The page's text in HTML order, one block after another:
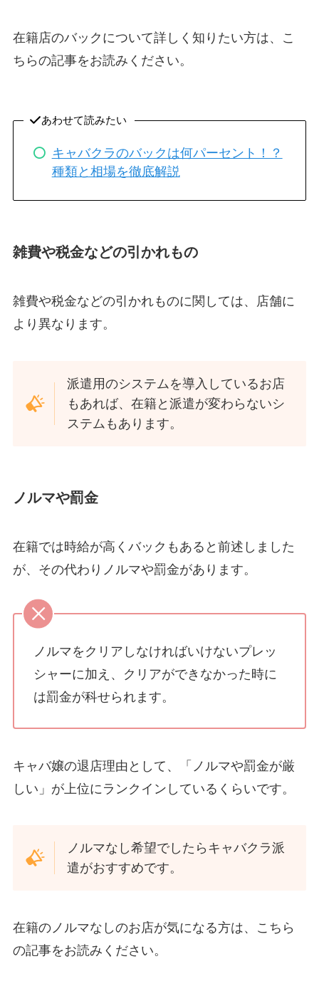
在籍店のバックについて詳しく知りたい方は、こ
ちらの記事をお読みください。
あわせて読みたい
キャバクラのバックは何パーセント！？
種類と相場を徹底解説
雑費や税金などの引かれもの
雑費や税金などの引かれものに関しては、店舗に
より異なります。
派遣用のシステムを導入しているお店
もあれば、在籍と派遣が変わらないシ
ステムもあります。
ノルマや罰金
在籍では時給が高くバックもあると前述しました
が、その代わりノルマや罰金があります。
ノルマをクリアしなければいけないプレッ
シャーに加え、クリアができなかった時に
は罰金が科せられます。
キャバ嬢の退店理由として、「ノルマや罰金が厳
しい」が上位にランクインしているくらいです。
ノルマなし希望でしたらキャバクラ派
遣がおすすめです。
在籍のノルマなしのお店が気になる方は、こちら
の記事をお読みください。